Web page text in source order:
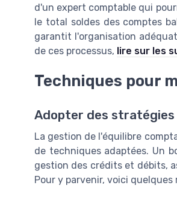
d'un expert comptable qui
le total soldes des comptes
garantit l'organisation
de ces processus, lire sur les
Techniques pour
Adopter des stratégies
La gestion de l'équilibre
de techniques adaptées. Un
gestion des crédits et débits,
Pour y parvenir, voici quelques